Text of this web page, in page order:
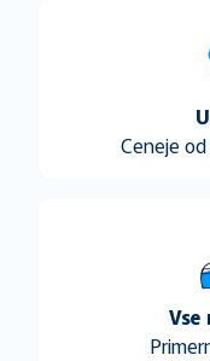
Ceneje
Vse